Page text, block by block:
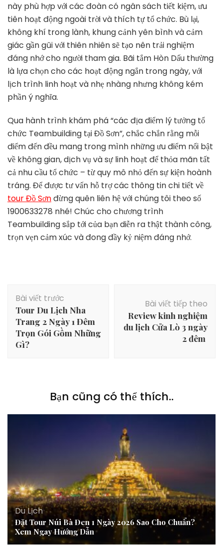
này phù hợp với các đoàn có ngân sách tiết kiệm, ưu
tiên hoạt động ngoài trời và thích tự tổ chức. Bù lại,
không khí trong lành, khung cảnh yên bình và cảm
giác gần gũi với thiên nhiên sẽ tạo nên trải nghiệm
đáng nhớ cho người tham gia. Bãi tắm Hòn Dấu thường
là lựa chọn cho các hoạt động ngắn trong ngày, với
lịch trình linh hoạt và nhẹ nhàng nhưng không kém
phần ý nghĩa.
Qua hành trình khám phá “các địa điểm lý tưởng tổ
chức Teambuilding tại Đồ Sơn”, chắc chắn rằng mỗi
điểm đến đều mang trong mình những ưu điểm nổi bật
về không gian, dịch vụ và sự linh hoạt để thỏa mãn tất
cả nhu cầu tổ chức – từ quy mô nhỏ đến sự kiện hoành
tráng. Để được tư vấn hỗ trợ các thông tin chi tiết về
tour Đồ Sơnđừng quên liên hệ với chúng tôi theo số
1900633278 nhé! Chúc cho chương trình
Teambuilding sắp tới của bạn diễn ra thật thành công,
trọn vẹn cảm xúc và đong đầy kỷ niệm đáng nhớ.
Điều
hướng
bài
viết
Bài viết trước
Tour Du Lịch Nha
Trang 2 Ngày 1 Đêm
Trọn Gói Gồm Những
Gì?
Bài viết tiếp theo
Review kinh nghiệm
du lịch Cửa Lò 3 ngày
2 đêm
Bạn cũng có thể thích..
Du Lịch
Đặt Tour Núi Bà Đen 1 Ngày 2026 Sao Cho Chuẩn?
Xem Ngay Hướng Dẫn